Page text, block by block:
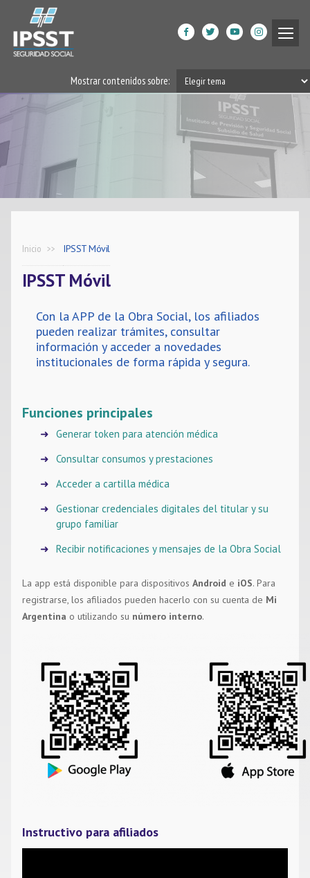
Institucional
Prestaciones de Salud
Acción Social
Beneficiarios
DPGRM Centro de Calidad
de Vida
Noticias
Contacto
Mostrar contenidos sobre:
Inicio IPSST Móvil
IPSST Móvil
Con la APP de la Obra Social, los afiliados
pueden realizar trámites, consultar
información y acceder a novedades
institucionales de forma rápida y segura.
Funciones principales
Generar token para atención médica
Consultar consumos y prestaciones
Acceder a cartilla médica
Gestionar credenciales digitales del titular y su
grupo familiar
Recibir notificaciones y mensajes de la Obra Social
La app está disponible para dispositivos Android e iOS. Para
registrarse, los afiliados pueden hacerlo con su cuenta de Mi
Argentina o utilizando su número interno.
Instructivo para afiliados